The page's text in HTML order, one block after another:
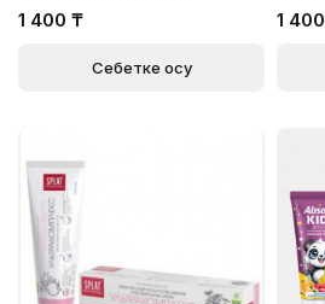
1 400 ₸
Себетке қосу
1 400